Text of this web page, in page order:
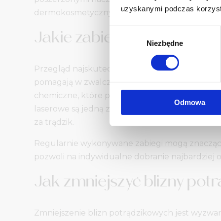
uzyskanymi podczas
zgody
Niezbędne
Odmowa
dermokosmetycznym można skutecznie
Jakie zabiegi są najlepsze
Przegląd najskuteczniejszych zabiegów
pomagają w zwalczaniu wyprysków i
chemiczne, które poprzez złuszczanie
laserowe są jedną z najbardziej
za trądzik.
Regularnie wykonywane zabiegi mogą
pozwoli na indywidualne dobranie najbardziej
Jak zmniejszyć blizny
Zmniejszenie blizn potrądzikowych jest